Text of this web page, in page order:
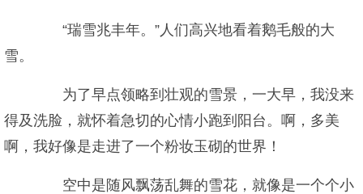
“瑞雪兆丰年。”人们高兴地看着鹅毛般的大
雪。
为了早点领略到壮观的雪景，一大早，我没来
得及洗脸，就怀着急切的心情小跑到阳台。啊，多美
啊，我好像是走进了一个粉妆玉砌的世界！
空中是随风飘荡乱舞的雪花，就像是一个个小